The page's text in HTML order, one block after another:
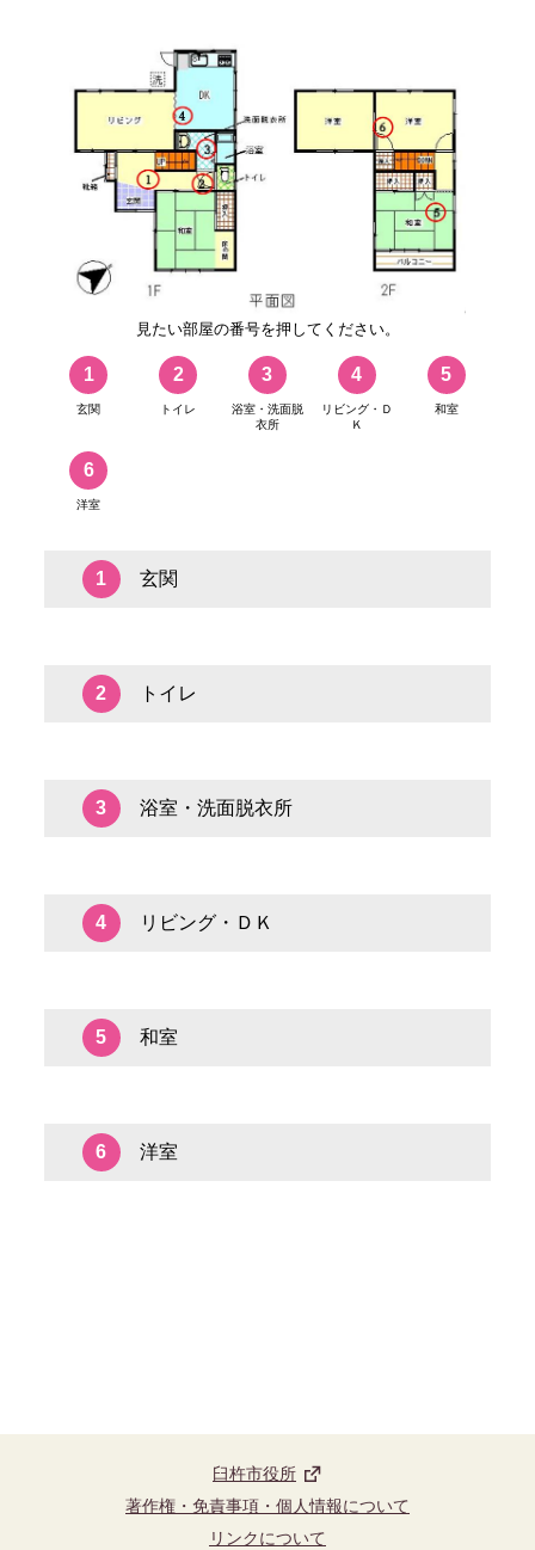
1 玄関
2 トイレ
3 浴室・洗面脱衣所
4 リビング・ＤＫ
5 和室
6 洋室
見たい部屋の番号を押してください。
1
玄関
2
トイレ
3
浴室・洗面脱
衣所
4
リビング・Ｄ
Ｋ
5
和室
6
洋室
臼杵市役所
著作権・免責事項・個人情報について
リンクについて